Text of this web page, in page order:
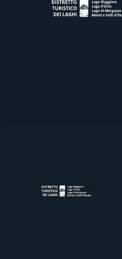
Distretto Turistico dei
Sede legale e